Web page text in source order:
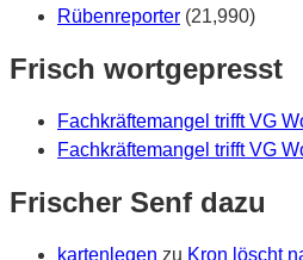
Rübenreporter (21,990)
Frisch wortgepresst
Fachkräftemangel trifft VG
Fachkräftemangel trifft VG
Frischer Senf dazu
kartenlegen zu Kron löscht